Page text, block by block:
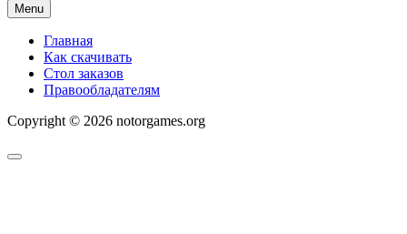
Menu
Главная
Как скачивать
Стол заказов
Правообладателям
Copyright © 2026 notorgames.org
Scroll